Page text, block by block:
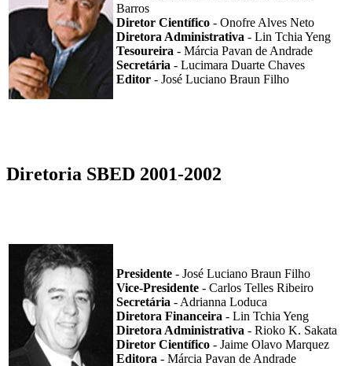
Barros
Diretor Científico - Onofre Alves Neto
Diretora Administrativa - Lin Tchia Yeng
Tesoureira - Márcia Pavan de Andrade
Secretária - Lucimara Duarte Chaves
Editor - José Luciano Braun Filho
Diretoria SBED 2001-2002
Presidente - José Luciano Braun Filho
Vice-Presidente - Carlos Telles Ribeiro
Secretária - Adrianna Loduca
Diretora Financeira - Lin Tchia Yeng
Diretora Administrativa - Rioko K. Sakata
Diretor Científico - Jaime Olavo Marquez
Editora - Márcia Pavan de Andrade